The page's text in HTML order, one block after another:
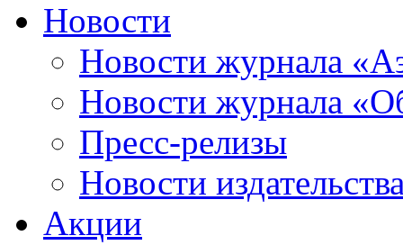
Новости
Новости журнала
Новости журнала
Пресс-релизы
Новости
Акции